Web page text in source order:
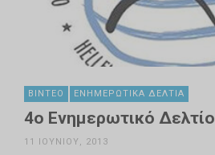
ΒΊΝΤΕΟ ΕΝΗΜΕΡΩΤΙΚΆ ΔΕΛΤΊΑ
4ο Ενημερωτικό Δελτίο
11 ΙΟΥΝΊΟΥ, 2013